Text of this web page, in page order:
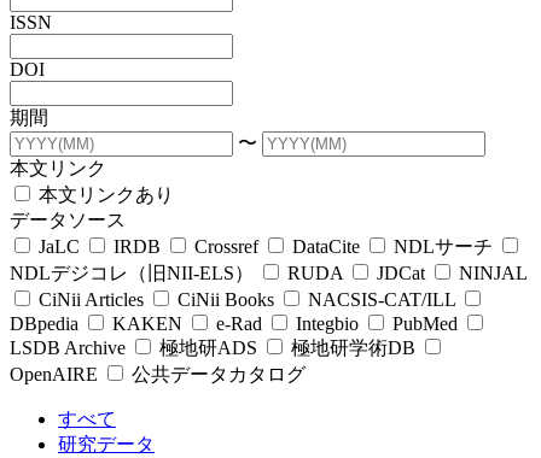
ISSN
DOI
期間
〜
本文リンク
本文リンクあり
データソース
JaLC
IRDB Crossref DataCite
NDLサーチ
NDLデジコレ（旧NII-ELS）
RUDA JDCat
NINJAL
CiNii Articles
CiNii Books
NACSIS-CAT/ILL
DBpedia
KAKEN e-Rad Integbio
PubMed
LSDB Archive
極地研ADS
極地研学術DB
OpenAIRE
公共データカタログ
すべて
研究データ